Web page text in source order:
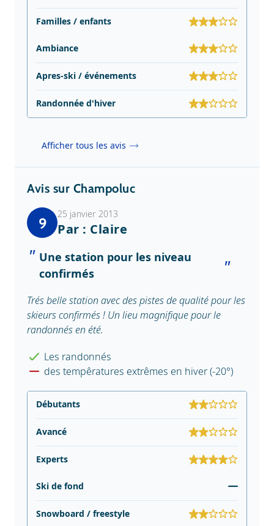
Familles / enfants
Ambiance
Apres-ski / événements
Randonnée d'hiver
Afficher tous les avis
Avis sur Champoluc
9
25 janvier 2013
Par : Claire
Une station pour les niveau
confirmés
Trés belle station avec des pistes de qualité pour les
skieurs confirmés ! Un lieu magnifique pour le
randonnés en été.
Les randonnés
des tempêratures extrêmes en hiver (-20°)
Débutants
Avancé
Experts
Ski de fond
Snowboard / freestyle